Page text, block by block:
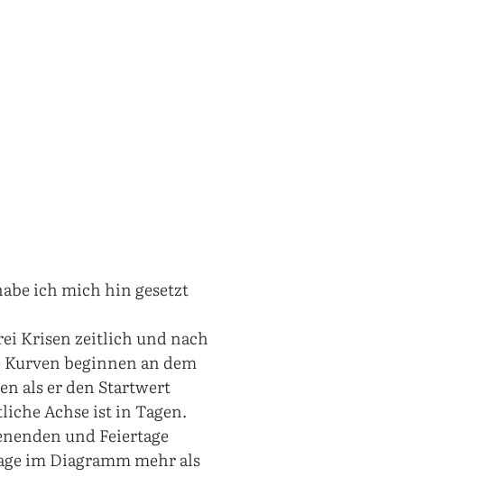
ich mich hin gesetzt
Krisen zeitlich und nach
beginnen an dem
als er den Startwert
Achse ist in Tagen.
und Feiertage
im Diagramm mehr als